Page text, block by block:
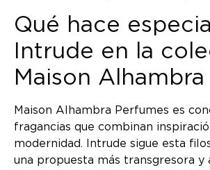
Qué hace
Intrude en la
Maison Alhambra
Maison Alhambra Perfumes es
fragancias que combinan
modernidad. Intrude sigue esta
una propuesta más transgresora y